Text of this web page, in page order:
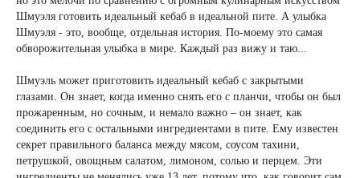
Шмуэля готовить идеальный кебаб в идеальной пите. А улыбка
Шмуэля - это, вообще, отдельная история. По-моему это самая
обворожительная улыбка в мире. Каждый раз вижу и таю...
Шмуэль может приготовить идеальный кебаб с закрытыми
глазами. Он знает, когда именно снять его с планчи, чтобы он был
прожаренным, но сочным, и немало важно – он знает, как
соединить его с остальными ингредиентами в пите. Ему известен
секрет правильного баланса между мясом, соусом тахини,
петрушкой, овощным салатом, лимоном, солью и перцем. Эти